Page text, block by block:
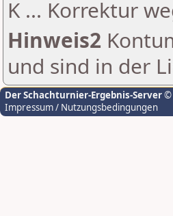
K ... Korrektur
Hinweis2
und sind in der
Der Schachturnier-Ergebnis-Server©
Impressum / Nutzungsbedingungen